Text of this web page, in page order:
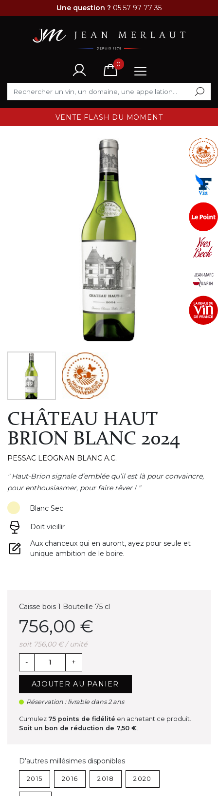
Une question ? 05 57 97 77 35
0
VENTE FLASH DU MOMENT
CHÂTEAU HAUT
BRION BLANC 2024
PESSAC LEOGNAN BLANC A.C.
" Haut-Brion signale d’emblée qu’il est là pour convaincre,
pour enthousiasmer, pour faire rêver ! "
Blanc Sec
Doit vieillir
Aux chanceux qui en auront, ayez pour seule et
unique ambition de le boire.
Caisse bois 1 Bouteille 75 cl
756,00 €
soit 756,00 € / unité
- +
AJOUTER AU PANIER
Réservation : livrable dans 2 ans
Cumulez 75 points de fidélité en achetant ce produit.
Soit un bon de réduction de 7,50 €.
D’autres millésimes disponibles
2015 2016 2018 2020